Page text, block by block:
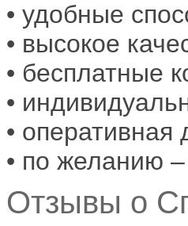
• удобные
• высокое
• бесплатные
•
• оперативная
• по желанию
Отзывы о